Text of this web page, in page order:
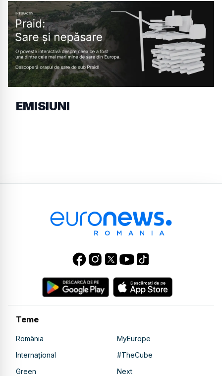
EMISIUNI
Teme
România
MyEurope
Internațional
#TheCube
Green
Next